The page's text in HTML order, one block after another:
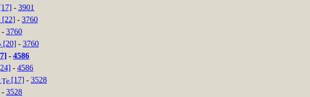
- 3901
[22] - 3760
- 3760
[20] - 3760
- 4586
- 4586
[17] - 3528
- 3528